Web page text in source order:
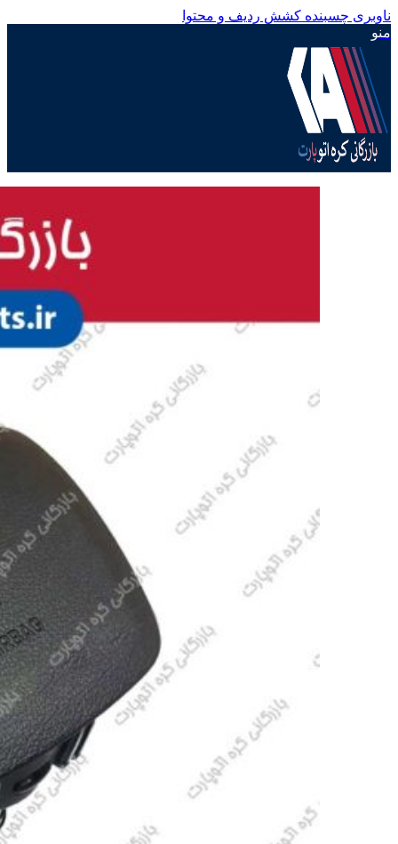
ناوبری چسبنده کشش ردیف و محتوا
منو